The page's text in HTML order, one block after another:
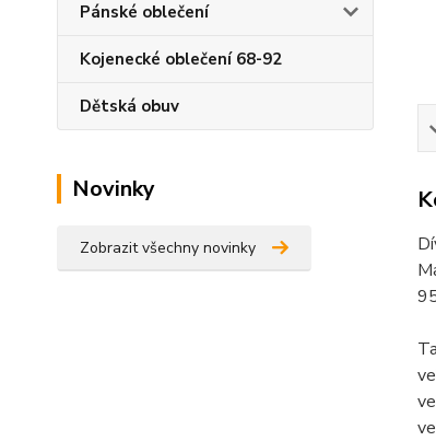
Pánské oblečení
Kojenecké oblečení 68-92
Dětská obuv
Novinky
Zobrazit všechny novinky